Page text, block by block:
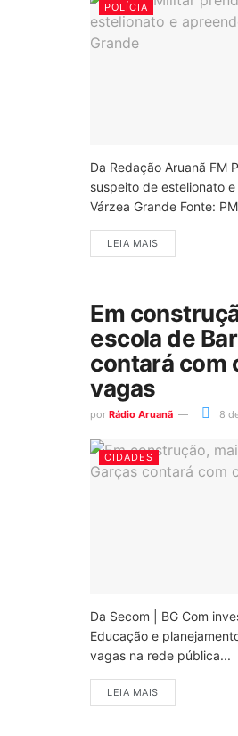
POLÍCIA
Da Redação Aruanã FM
suspeito de estelionato
Várzea Grande Fonte:
LEIA MAIS
Em
escola de
contará com
vagas
por Rádio Aruanã 8
CIDADES
Da Secom | BG Com
Educação e
vagas na rede pública...
LEIA MAIS